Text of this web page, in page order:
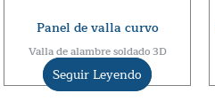
Panel de valla curvo
Valla de alambre soldado 3D
Seguir Leyendo